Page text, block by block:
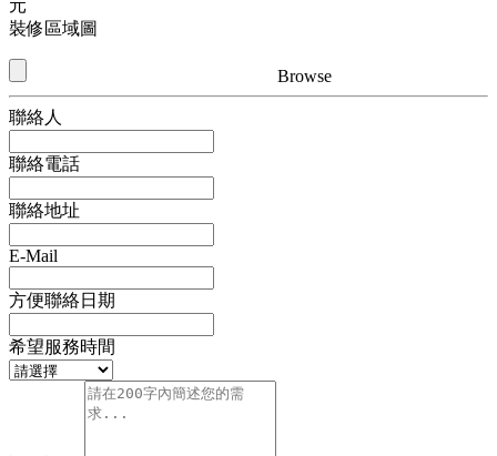
元
裝修區域圖
Browse
聯絡人
聯絡電話
聯絡地址
E-Mail
方便聯絡日期
希望服務時間